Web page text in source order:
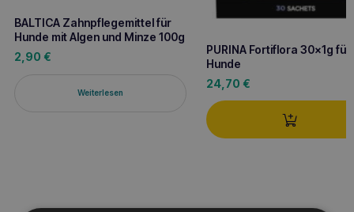
BALTICA Zahnpflegemittel für
Hunde mit Algen und Minze 100g
2,90 €
Weiterlesen
PURINA Fortiflora 30x1g für
Hunde
24,70 €